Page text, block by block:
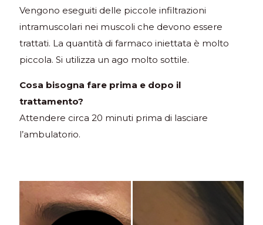
Vengono eseguiti delle piccole infiltrazioni
intramuscolari nei muscoli che devono essere
trattati. La quantità di farmaco iniettata è molto
piccola. Si utilizza un ago molto sottile.
Cosa bisogna fare prima e dopo il
trattamento?
Attendere circa 20 minuti prima di lasciare
l’ambulatorio.